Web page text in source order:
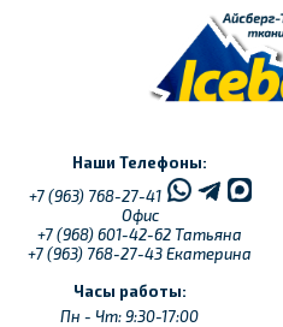
Наши Телефоны:
+7 (963) 768-27-41
Офис
+7 (968) 601-42-62Татьяна
+7 (963) 768-27-43Екатерина
Часы работы:
Пн - Чт: 9:30-17:00